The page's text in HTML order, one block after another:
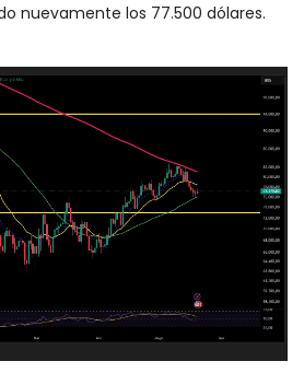
nuevamente los 77.500 dólares.